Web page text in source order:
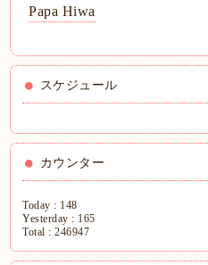
Papa Hiwa
スケジュール
カウンター
Today : 148
Yesterday : 165
Total :246947